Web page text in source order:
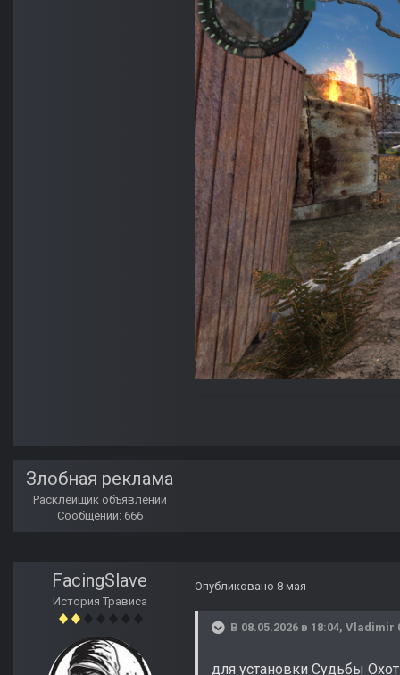
Злобная реклама
Расклейщик объявлений
Сообщений: 666
FacingSlave
История Трависа
Опубликовано 8 мая
В 08.05.2026 в 18:04, Vladimir
для установки Судьбы